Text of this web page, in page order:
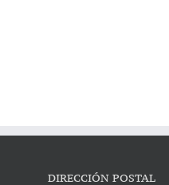
DIRECCIÓN POSTAL